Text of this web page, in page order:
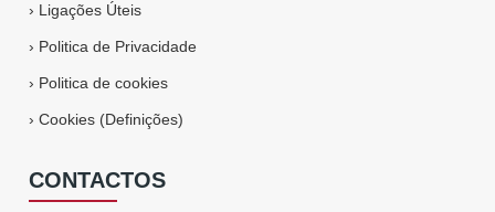
› Ligações Úteis
› Politica de Privacidade
› Politica de cookies
›Cookies (Definições)
CONTACTOS